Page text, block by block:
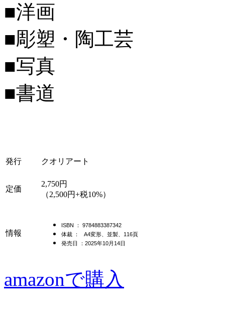
■洋画
■彫塑・陶工芸
■写真
■書道
発行 クオリアート
定価
2,750円
（2,500円+税10%）
情報
ISBN ： 9784883387342
体裁 ： A4変形、並製、116頁
発売日 ：2025年10月14日
amazonで購入